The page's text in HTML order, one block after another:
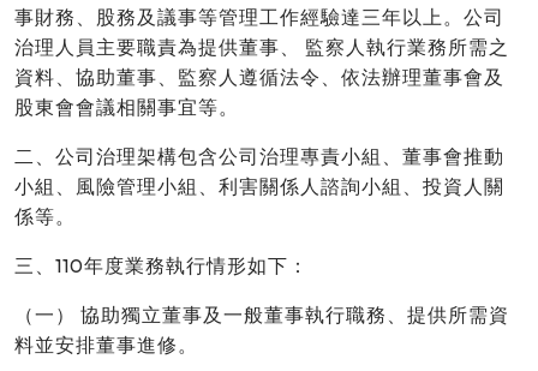
事財務、股務及議事等管理工作經驗達三年以上。公司
治理人員主要職責為提供董事、 監察人執行業務所需之
資料、協助董事、監察人遵循法令、依法辦理董事會及
股東會會議相關事宜等。
二、公司治理架構包含公司治理專責小組、董事會推動
小組、風險管理小組、利害關係人諮詢小組、投資人關
係等。
三、110年度業務執行情形如下：
（一） 協助獨立董事及一般董事執行職務、提供所需資
料並安排董事進修。